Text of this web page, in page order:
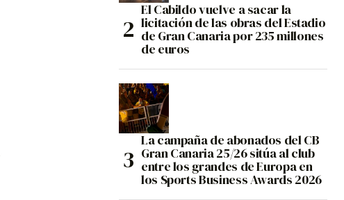
El Cabildo vuelve a sacar la
licitación de las obras del Estadio
de Gran Canaria por 235 millones
de euros
La campaña de abonados del CB
Gran Canaria 25/26 sitúa al club
entre los grandes de Europa en
los Sports Business Awards 2026